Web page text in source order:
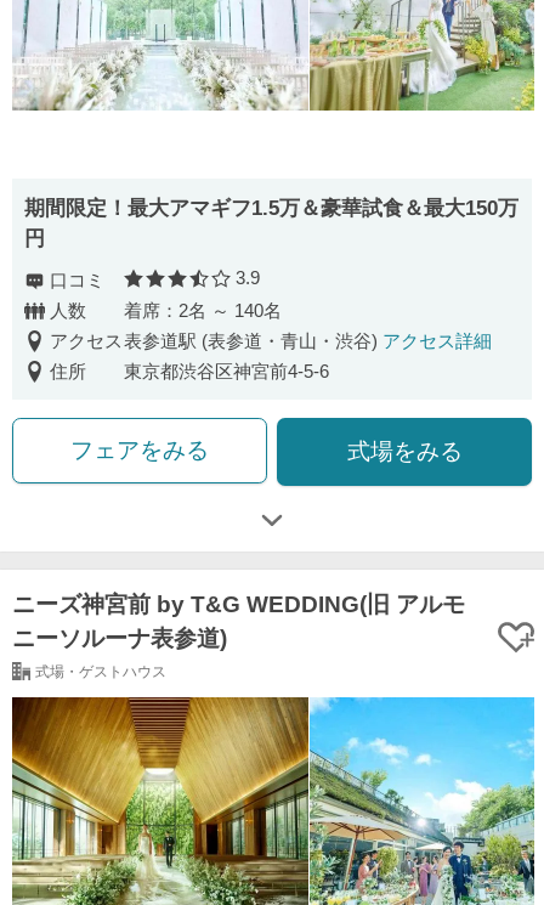
期間限定！最大アマギフ1.5万＆豪華試食＆最大150万
円
口コミ 口コミ評価
3.9
人数
着席：2名 ～ 140名
アクセス表参道駅 (表参道・青山・渋谷) アクセス詳細
住所
東京都渋谷区神宮前4-5-6
フェアをみる 式場をみる
ニーズ神宮前 by T&G WEDDING(旧 アルモ
ニーソルーナ表参道)
式場・ゲストハウス